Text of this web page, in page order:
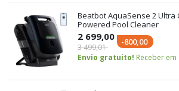
Beatbot AquaSense 2 Ultra
Powered Pool Cleaner
2 699,00
3 499,01
-800,00
Envio gratuito! Receber